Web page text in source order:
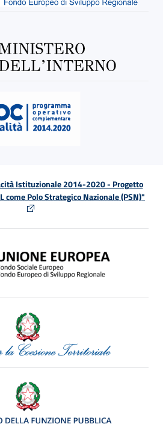
Istituzionale 2014-2020 - Progetto
Polo Strategico Nazionale (PSN)"